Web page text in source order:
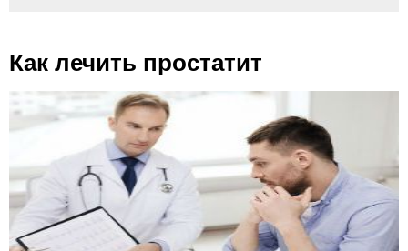
Как лечить простатит